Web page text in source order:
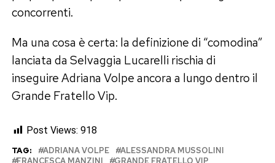
concorrenti.
Ma una cosa è certa: la definizione di “comodina”
lanciata da Selvaggia Lucarelli rischia di
inseguire Adriana Volpe ancora a lungo dentro il
Grande Fratello Vip.
Post Views: 918
TAG: ADRIANA VOLPE
ALESSANDRA MUSSOLINI
FRANCESCA MANZINI
GRANDE FRATELLO VIP